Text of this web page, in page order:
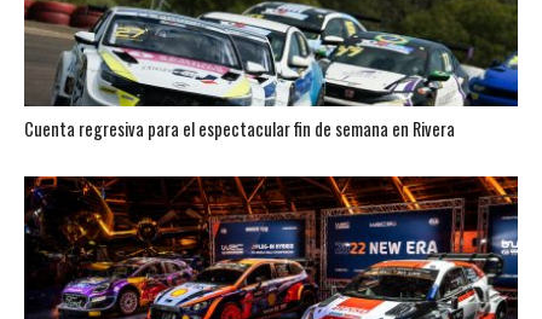
Cuenta regresiva para el espectacular fin de semana en Rivera